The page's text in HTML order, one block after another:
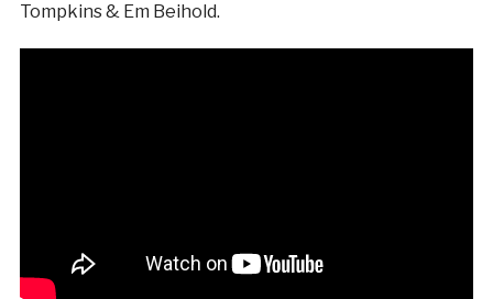
Tompkins & Em Beihold.